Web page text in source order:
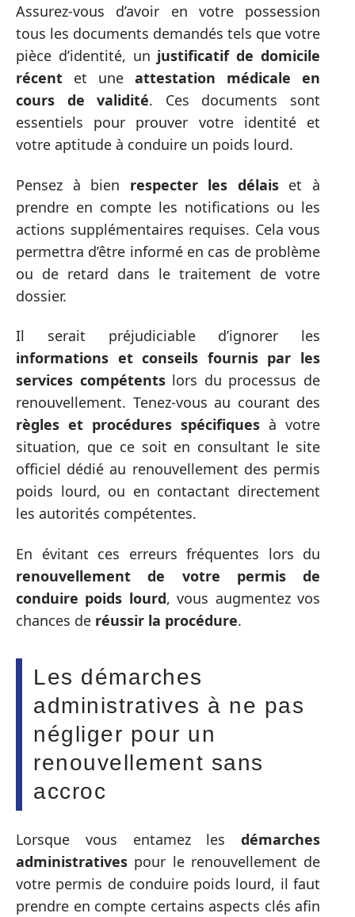
Assurez-vous d’avoir en votre possession
tous les documents demandés tels que votre
pièce d’identité, un justificatif de domicile
récent et une attestation médicale en
cours de validité. Ces documents sont
essentiels pour prouver votre identité et
votre aptitude à conduire un poids lourd.
Pensez à bien respecter les délaiset à
prendre en compte les notifications ou les
actions supplémentaires requises. Cela vous
permettra d’être informé en cas de problème
ou de retard dans le traitement de votre
dossier.
Il serait préjudiciable d’ignorer les
informations et conseils fournis par les
services compétentslors du processus de
renouvellement. Tenez-vous au courant des
règles et procédures spécifiques à votre
situation, que ce soit en consultant le site
officiel dédié au renouvellement des permis
poids lourd, ou en contactant directement
les autorités compétentes.
En évitant ces erreurs fréquentes lors du
renouvellement de votre permis de
conduire poids lourd, vous augmentez vos
chances de réussir la procédure.
Les démarches
administratives à ne pas
négliger pour un
renouvellement sans
accroc
Lorsque vous entamez les démarches
administratives pour le renouvellement de
votre permis de conduire poids lourd, il faut
prendre en compte certains aspects clés afin